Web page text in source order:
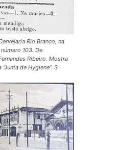
Rio Branco, na
103. De
Ribeiro. Mostra
de Hygiene”. 3